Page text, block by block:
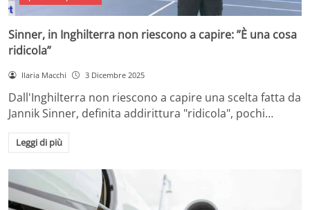
Sinner, in Inghilterra non riescono a capire: ”È una cosa
ridicola”
Ilaria Macchi 3 Dicembre 2025
Dall'Inghilterra non riescono a capire una scelta fatta da
Jannik Sinner, definita addirittura "ridicola", pochi…
Leggi di più